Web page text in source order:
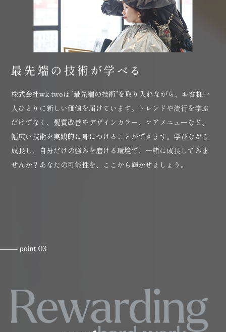
株式会社wk-twoは“最先端の技術”を取り入れながら、お客様一
人ひとりに新しい価値を届けています。トレンドや流行を学ぶ
だけでなく、髪質改善やデザインカラー、ケアメニューなど、
幅広い技術を実践的に身につけることができます。学びながら
成長し、自分だけの強みを磨ける環境で、一緒に成長してみま
せんか？あなたの可能性を、ここから輝かせましょう。